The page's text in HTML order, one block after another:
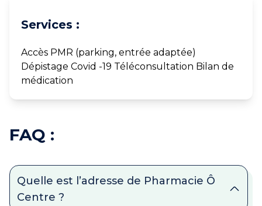
Services :
Accès PMR (parking, entrée adaptée)
Dépistage Covid -19 Téléconsultation Bilan de
médication
FAQ :
Quelle est l’adresse de Pharmacie Ô
Centre ?